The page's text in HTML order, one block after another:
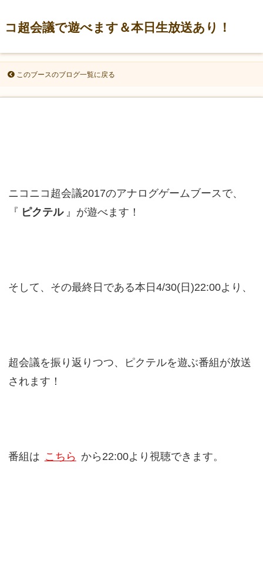
コ超会議で遊べます＆本日生放送あり！
このブースのブログ一覧に戻る
ニコニコ超会議2017のアナログゲームブースで、
『 ピクテル 』が遊べます！
そして、その最終日である本日4/30(日)22:00より、
超会議を振り返りつつ、ピクテルを遊ぶ番組が放送
されます！
番組は こちら から22:00より視聴できます。